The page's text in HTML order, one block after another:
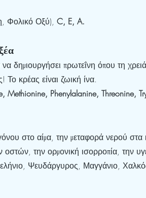
Φολικό Οξύ), C, E, A.
δημιουργήσει πρωτεΐνη όπου τη
Το κρέας είναι ζωική ίνα.
Methionine, Phenylalanine, Threonine,
στο αίμα, την μεταφορά νερού
οστών, την ορμονική ισορροπία, την
Ψευδάργυρος, Μαγγάνιο,